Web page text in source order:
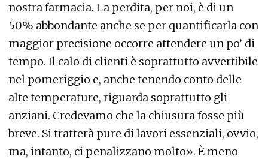
nostra farmacia. La perdita, per noi, è di un
50% abbondante anche se per quantificarla con
maggior precisione occorre attendere un po’ di
tempo. Il calo di clienti è soprattutto avvertibile
nel pomeriggio e, anche tenendo conto delle
alte temperature, riguarda soprattutto gli
anziani. Credevamo che la chiusura fosse più
breve. Si tratterà pure di lavori essenziali, ovvio,
ma, intanto, ci penalizzano molto». È meno